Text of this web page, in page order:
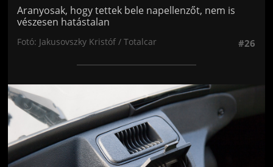
Aranyosak, hogy tettek bele napellenzőt, nem is
vészesen hatástalan
Fotó: Jakusovszky Kristóf / Totalcar #26
Jön még kép!